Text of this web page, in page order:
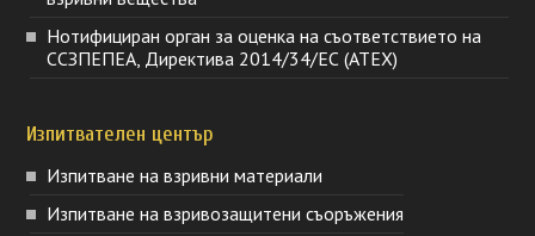
Нотифициран орган за оценка на съответствието на
ССЗПЕПЕА, Директива 2014/34/ЕС (ATEX)
Изпитвателен център
Изпитване на взривни материали
Изпитване на взривозащитени съоръжения